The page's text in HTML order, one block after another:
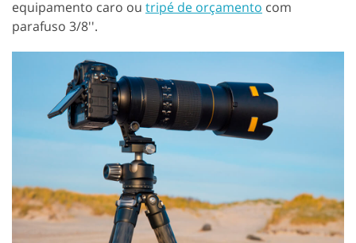
equipamento caro ou tripé de orçamento com
parafuso 3/8''.